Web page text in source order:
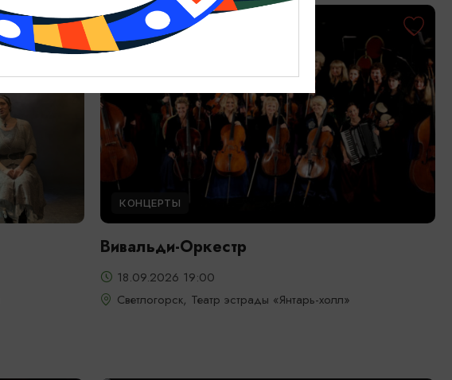
ОТ 1000₽
КОНЦЕРТЫ
Вивальди-Оркестр
18.09.2026 19:00
Светлогорск, Театр эстрады «Янтарь-холл»